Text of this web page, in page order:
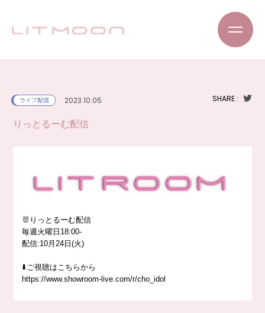
ライブ配信 2023.10.05 SHARE :
りっとるーむ配信
🐰りっとるーむ配信
毎週火曜日18:00-
配信:10月24日(火)
⬇️ご視聴はこちらから
https://www.showroom-live.com/r/cho_idol